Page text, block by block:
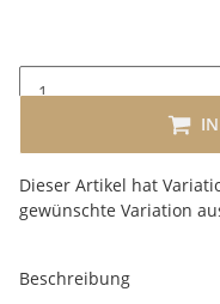
x
Dieser Artikel hat
gewünschte Variation
Beschreibung